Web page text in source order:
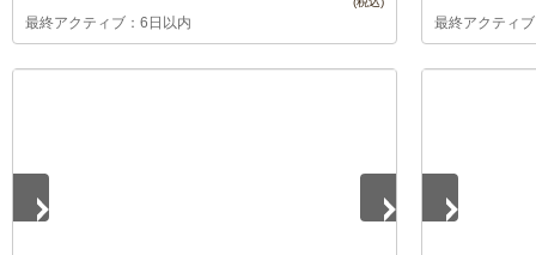
最終アクティブ：6日以内 最終アクティ